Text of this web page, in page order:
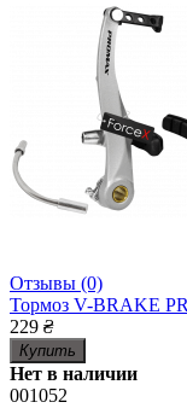
Отзывы (0)
Тормоз V-BRAKE
229 ₴
Купить
Нет в наличии
001052